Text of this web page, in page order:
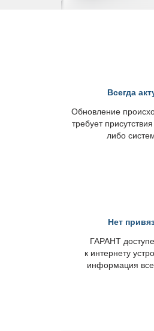
сегда
Обновление
требует
либо
Нет
ГАРАНТ
к интернету
информация